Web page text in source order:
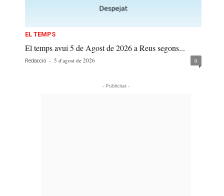
EL TEMPS
El temps avui 5 de Agost de 2026 a Reus segons...
Redacció - 5 d'agost de 2026 0
- Publicitat -